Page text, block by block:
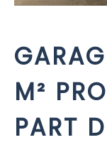
M²
PART